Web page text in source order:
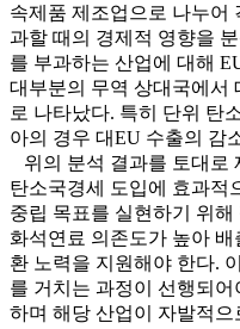
속제품 제조업으로 나누어
과할 때의 경제적 영향을
를 부과하는 산업에 대해
대부분의 무역 상대국에서
로 나타났다. 특히 단위 탄
아의 경우 대EU 수출의 감
위의 분석 결과를 토대로
탄소국경세 도입에 효과적
중립 목표를 실현하기 위
화석연료 의존도가 높아
환 노력을 지원해야 한다.
를 거치는 과정이 선행되
하며 해당 산업이 자발적